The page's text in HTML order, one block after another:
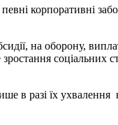
корпоративні
на оборону,
соціальних
в разі їх